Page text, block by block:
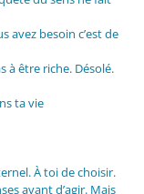
avez besoin c’est de
à être riche. Désolé.
ta vie
À toi de choisir.
avant d’agir. Mais